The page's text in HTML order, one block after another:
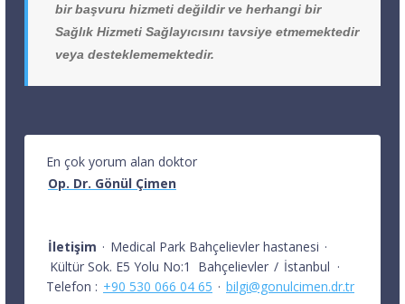
bir başvuru hizmeti değildir ve herhangi bir
Sağlık Hizmeti Sağlayıcısını tavsiye etmemektedir
veya desteklememektedir.
En çok yorum alan doktor
Op. Dr. Gönül Çimen
İletişim · Medical Park Bahçelievler hastanesi ·
Kültür Sok. E5 Yolu No:1
Bahçelievler / İstanbul ·
Telefon : +90 530 066 04 65 · bilgi@gonulcimen.dr.tr